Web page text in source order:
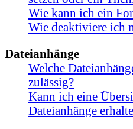
Wie kann ich ein
Wie deaktiviere ich
Dateianhänge
Welche
zulässig?
Kann ich eine
Dateianhänge